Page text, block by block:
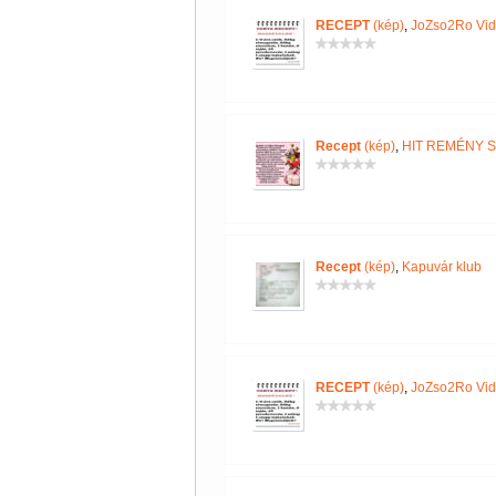
RECEPT(kép), JoZso2Ro
Recept(kép), HIT REMÉNY
Recept(kép), Kapuvár klub
RECEPT(kép), JoZso2Ro